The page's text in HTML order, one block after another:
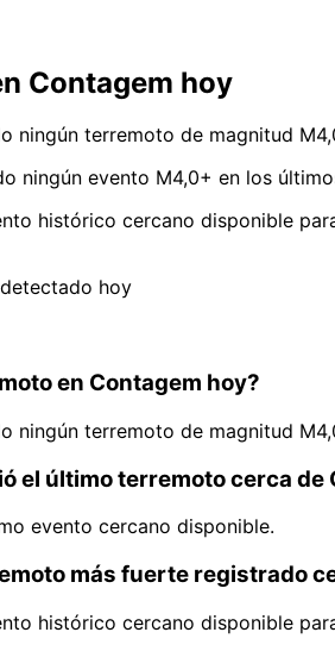
Contagem hoy
ningún terremoto de magnitud
ningún evento M4,0+ en los
histórico cercano disponible
hoy
en Contagem hoy?
ningún terremoto de magnitud
el último terremoto cerca de
evento cercano disponible.
más fuerte registrado
histórico cercano disponible